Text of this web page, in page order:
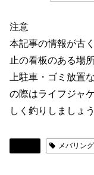
注意
本記事の情報が古
止の看板のある場
上駐車・ゴミ放置
の際はライフジャ
しく釣りしましょう
メバリング